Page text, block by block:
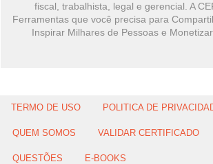
fiscal, trabalhista, legal e gerencial. A
Ferramentas que você precisa para
Inspirar Milhares de Pessoas e
TERMO DE USO POLITICA DE
QUEM SOMOS VALIDAR CERTIFICADO
QUESTÕES E-BOOKS